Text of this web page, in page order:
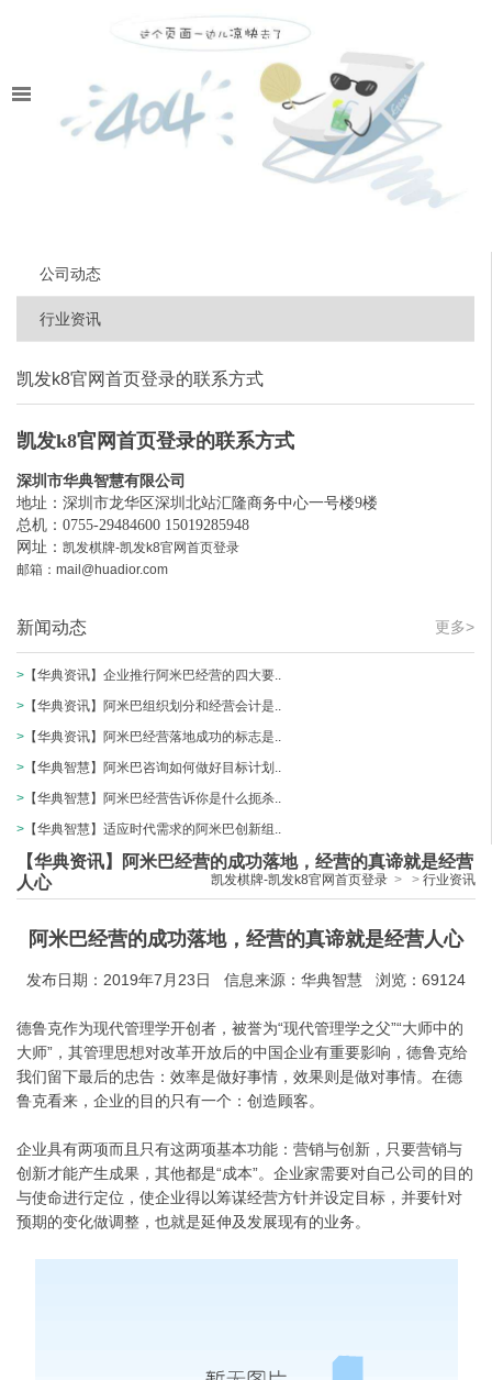
公司动态
行业资讯
凯发k8官网首页登录的联系方式
凯发k8官网首页登录的联系方式
深圳市华典智慧有限公司
地址：深圳市龙华区深圳北站汇隆商务中心一号楼9楼
总机：0755-29484600 15019285948
网址： 凯发棋牌-凯发k8官网首页登录
邮箱： mail@huadior.com
更多>
新闻动态
> 【华典资讯】企业推行阿米巴经营的四大要..
> 【华典资讯】阿米巴组织划分和经营会计是..
> 【华典资讯】阿米巴经营落地成功的标志是..
> 【华典智慧】阿米巴咨询如何做好目标计划..
> 【华典智慧】阿米巴经营告诉你是什么扼杀..
> 【华典智慧】适应时代需求的阿米巴创新组..
【华典资讯】阿米巴经营的成功落地，经营的真谛就是经营
人心
凯发棋牌-凯发k8官网首页登录 > > 行业资讯
阿米巴经营的成功落地，经营的真谛就是经营人心
发布日期：2019年7月23日 信息来源：华典智慧 浏览：69124
德鲁克作为现代管理学开创者，被誉为“现代管理学之父”“大师中的
大师”，其管理思想对改革开放后的中国企业有重要影响，德鲁克给
我们留下最后的忠告：效率是做好事情，效果则是做对事情。 在德
鲁克看来，企业的目的只有一个：创造顾客。
企业具有两项而且只有这两项基本功能：营销与创新，只要营销与
创新才能产生成果，其他都是“成本”。企业家需要对自己公司的目的
与使命进行定位，使企业得以筹谋经营方针并设定目标，并要针对
预期的变化做调整，也就是延伸及发展现有的业务。